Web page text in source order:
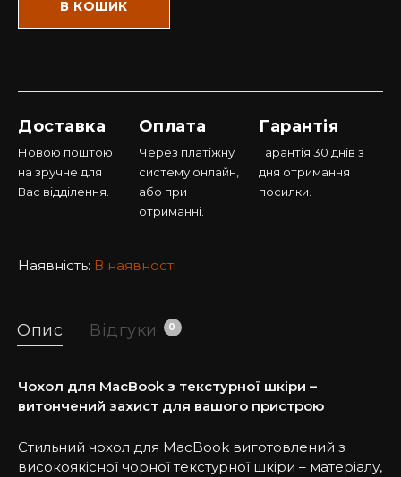
В КОШИК
Доставка
Новою поштою
на зручне для
Вас відділення.
Оплата
Через платіжну
систему онлайн,
або при
отриманні.
Гарантія
Гарантія 30 днів з
дня отримання
посилки.
Наявність: В наявності
Опис Відгуки 0
Чохол для MacBook з текстурної шкіри –
витончений захист для вашого пристрою
Стильний чохол для MacBook виготовлений з
високоякісної чорної текстурної шкіри – матеріалу,